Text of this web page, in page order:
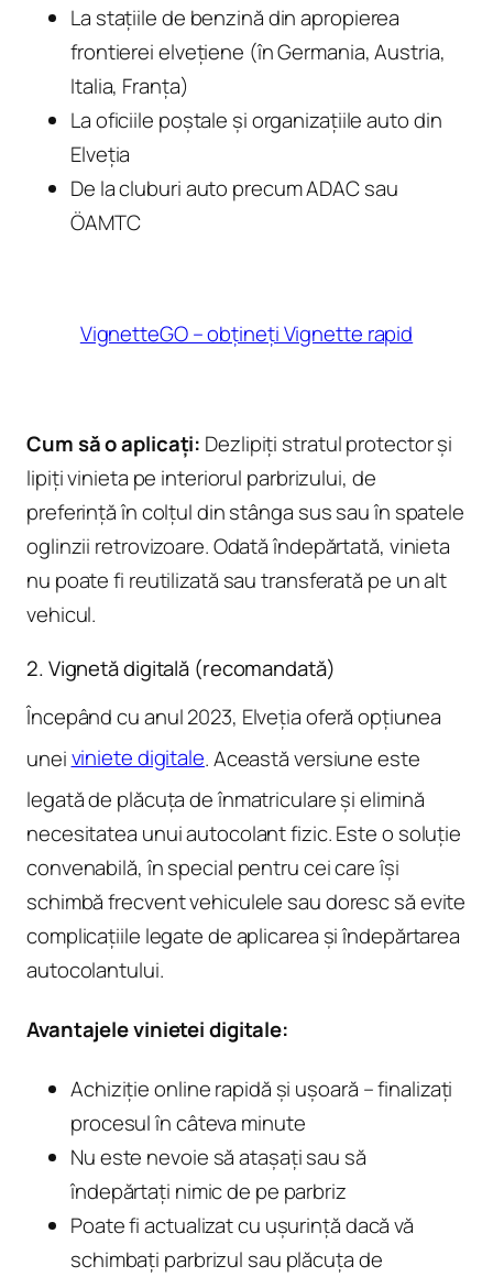
La stațiile de benzină din apropierea
frontierei elvețiene (în Germania, Austria,
Italia, Franța)
La oficiile poștale și organizațiile auto din
Elveția
De la cluburi auto precum ADAC sau
ÖAMTC
VignetteGO – obțineți Vignette rapid
Cum să o aplicați: Dezlipiți stratul protector și
lipiți vinieta pe interiorul parbrizului, de
preferință în colțul din stânga sus sau în spatele
oglinzii retrovizoare. Odată îndepărtată, vinieta
nu poate fi reutilizată sau transferată pe un alt
vehicul.
2. Vignetă digitală (recomandată)
Începând cu anul 2023, Elveția oferă opțiunea
uneiviniete digitale. Această versiune este
legată de plăcuța de înmatriculare și elimină
necesitatea unui autocolant fizic. Este o soluție
convenabilă, în special pentru cei care își
schimbă frecvent vehiculele sau doresc să evite
complicațiile legate de aplicarea și îndepărtarea
autocolantului.
Avantajele vinietei digitale:
Achiziție online rapidă și ușoară – finalizați
procesul în câteva minute
Nu este nevoie să atașați sau să
îndepărtați nimic de pe parbriz
Poate fi actualizat cu ușurință dacă vă
schimbați parbrizul sau plăcuța de